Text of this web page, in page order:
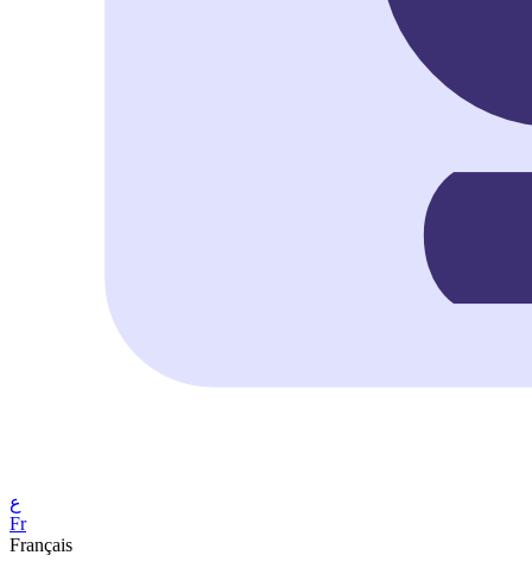
ع
Fr
Français